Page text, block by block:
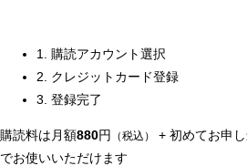
1. 購読アカウント選択
2. クレジットカード登録
3. 登録完了
購読料は月額880円 （税込） + 初めてお申
でお使いいただけます